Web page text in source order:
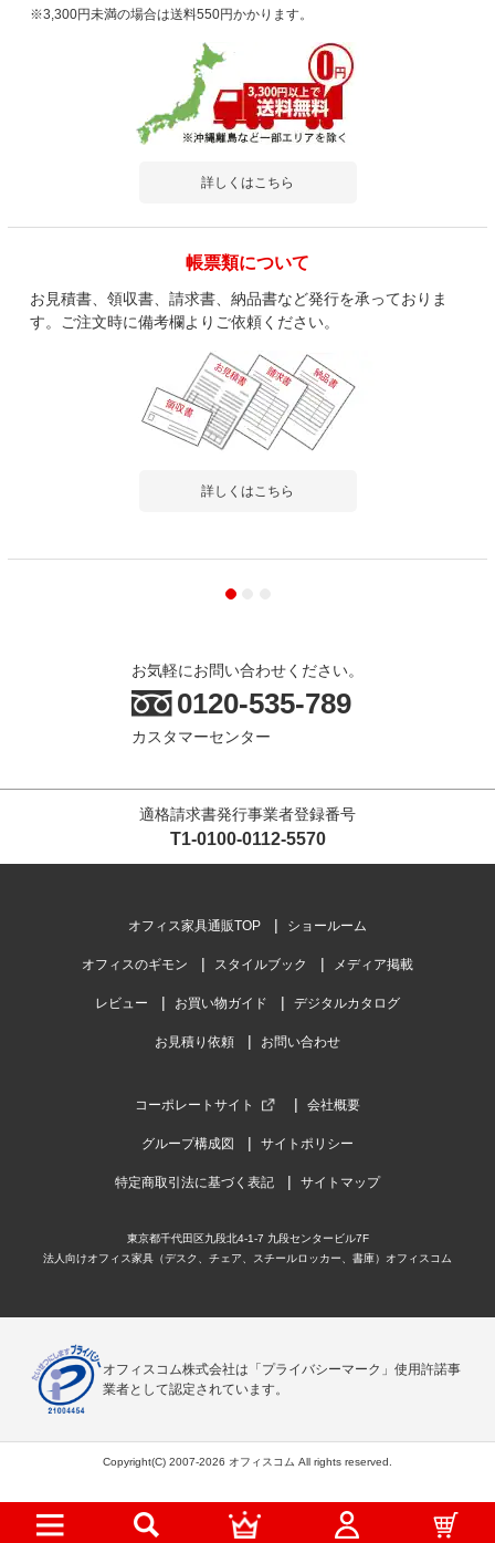
※3,300円未満の場合は送料550円かかります。
詳しくはこちら
帳票類について
お見積書、領収書、請求書、納品書など発行を承っておりま
す。ご注文時に備考欄よりご依頼ください。
詳しくはこちら
お気軽にお問い合わせください。
0120-535-789
カスタマーセンター
適格請求書発行事業者登録番号
T1-0100-0112-5570
オフィス家具通販TOP ショールーム
オフィスのギモン スタイルブック メディア掲載
レビュー お買い物ガイド デジタルカタログ
お見積り依頼 お問い合わせ
コーポレートサイト 会社概要
グループ構成図 サイトポリシー
特定商取引法に基づく表記 サイトマップ
東京都千代田区九段北4-1-7 九段センタービル7F
法人向けオフィス家具（デスク、チェア、スチールロッカー、書庫）オフィスコム
オフィスコム株式会社は「プライバシーマーク」使用許諾事
業者として認定されています。
Copyright(C) 2007-2026 オフィスコム All rights reserved.